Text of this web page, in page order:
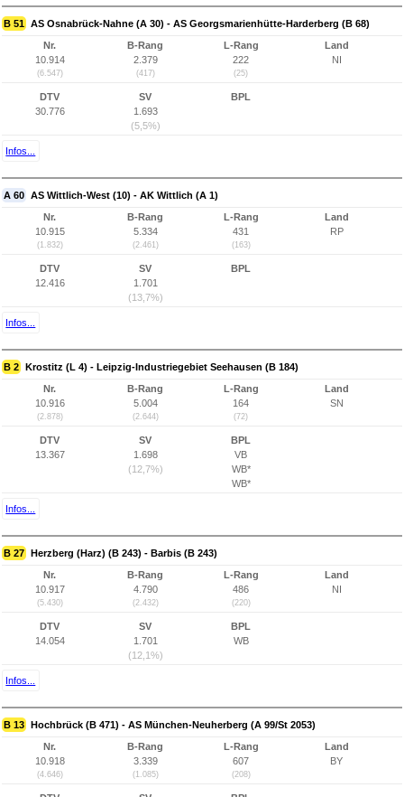
B 51 AS Osnabrück-Nahne (A 30) - AS Georgsmarienhütte-Harderberg (B 68)
Nr.
10.914
(6.547)
B-Rang
2.379
(417)
L-Rang
222
(25)
Land
NI
DTV
30.776
SV
1.693
(5,5%)
BPL
Infos...
A 60 AS Wittlich-West (10) - AK Wittlich (A 1)
Nr.
10.915
(1.832)
B-Rang
5.334
(2.461)
L-Rang
431
(163)
Land
RP
DTV
12.416
SV
1.701
(13,7%)
BPL
Infos...
B 2 Krostitz (L 4) - Leipzig-Industriegebiet Seehausen (B 184)
Nr.
10.916
(2.878)
B-Rang
5.004
(2.644)
L-Rang
164
(72)
Land
SN
DTV
13.367
SV
1.698
(12,7%)
BPL
VB
WB*
WB*
Infos...
B 27 Herzberg (Harz) (B 243) - Barbis (B 243)
Nr.
10.917
(5.430)
B-Rang
4.790
(2.432)
L-Rang
486
(220)
Land
NI
DTV
14.054
SV
1.701
(12,1%)
BPL
WB
Infos...
B 13 Hochbrück (B 471) - AS München-Neuherberg (A 99/St 2053)
Nr.
10.918
(4.646)
B-Rang
3.339
(1.085)
L-Rang
607
(208)
Land
BY